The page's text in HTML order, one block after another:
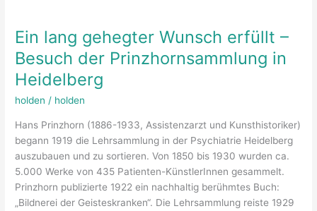
Ein lang gehegter Wunsch erfüllt –
Besuch der Prinzhornsammlung in
Heidelberg
holden / holden
Hans Prinzhorn (1886-1933, Assistenzarzt und Kunsthistoriker)
begann 1919 die Lehrsammlung in der Psychiatrie Heidelberg
auszubauen und zu sortieren. Von 1850 bis 1930 wurden ca.
5.000 Werke von 435 Patienten-KünstlerInnen gesammelt.
Prinzhorn publizierte 1922 ein nachhaltig berühmtes Buch:
„Bildnerei der Geisteskranken“. Die Lehrsammlung reiste 1929